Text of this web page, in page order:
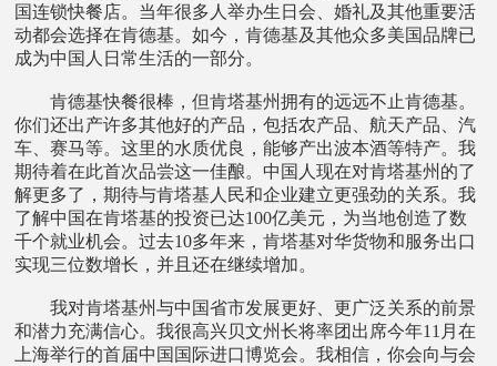
国连锁快餐店。当年很多人举办生日会、婚礼及其他重要活
动都会选择在肯德基。如今，肯德基及其他众多美国品牌已
成为中国人日常生活的一部分。
肯德基快餐很棒，但肯塔基州拥有的远远不止肯德基。
你们还出产许多其他好的产品，包括农产品、航天产品、汽
车、赛马等。这里的水质优良，能够产出波本酒等特产。我
期待着在此首次品尝这一佳酿。中国人现在对肯塔基州的了
解更多了，期待与肯塔基人民和企业建立更强劲的关系。我
了解中国在肯塔基的投资已达100亿美元，为当地创造了数
千个就业机会。过去10多年来，肯塔基对华货物和服务出口
实现三位数增长，并且还在继续增加。
我对肯塔基州与中国省市发展更好、更广泛关系的前景
和潜力充满信心。我很高兴贝文州长将率团出席今年11月在
上海举行的首届中国国际进口博览会。我相信，你会向与会